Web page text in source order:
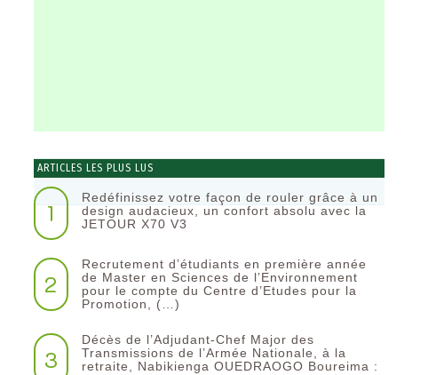
ARTICLES LES PLUS LUS
1
Redéfinissez votre façon de rouler grâce à un
design audacieux, un confort absolu avec la
JETOUR X70 V3
2
Recrutement d’étudiants en première année
de Master en Sciences de l’Environnement
pour le compte du Centre d’Etudes pour la
Promotion, (…)
3
Décès de l’Adjudant-Chef Major des
Transmissions de l’Armée Nationale, à la
retraite, Nabikienga OUEDRAOGO Boureima :